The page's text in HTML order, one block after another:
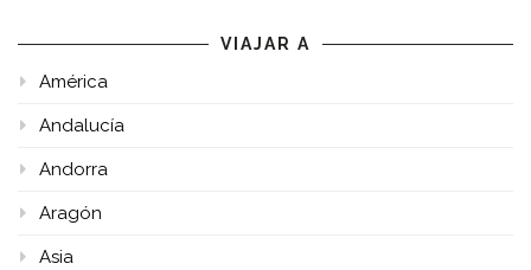
VIAJAR A
América
Andalucía
Andorra
Aragón
Asia